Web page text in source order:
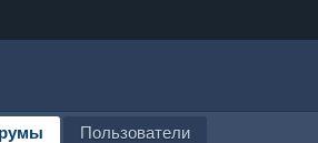
Пользователи